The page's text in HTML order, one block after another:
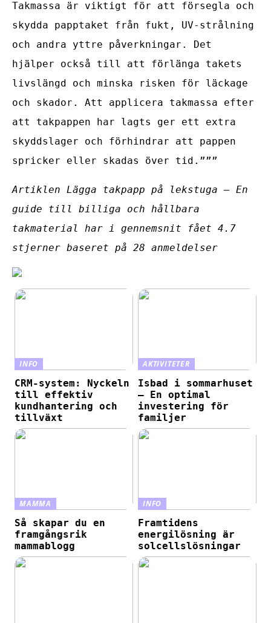
Takmassa är viktigt för att försegla och
skydda papptaket från fukt, UV-strålning
och andra yttre påverkningar. Det
hjälper också till att förlänga takets
livslängd och minska risken för läckage
och skador. Att applicera takmassa efter
att takpappen har lagts ger ett extra
skyddslager och förhindrar att pappen
spricker eller skadas över tid.”””
Artiklen Lägga takpapp på lekstuga – En
guide till billiga och hållbara
takmaterial har i gennemsnit fået 4.7
stjerner baseret på 28 anmeldelser
INFO
CRM-system: Nyckeln
till effektiv
kundhantering och
tillväxt
AKTIVITETER
Isbad i sommarhuset
– En optimal
investering för
familjer
MAMMA
Så skapar du en
framgångsrik
mammablogg
INFO
Framtidens
energilösning är
solcellslösningar